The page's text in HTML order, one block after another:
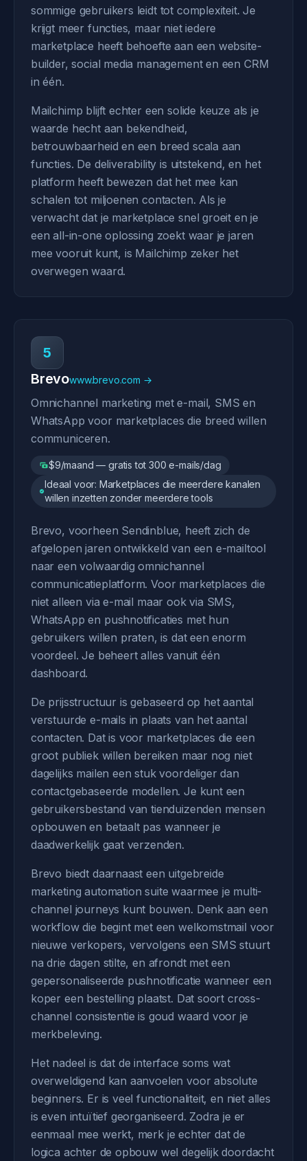
sommige gebruikers leidt tot complexiteit. Je
krijgt meer functies, maar niet iedere
marketplace heeft behoefte aan een website-
builder, social media management en een CRM
in één.
Mailchimp blijft echter een solide keuze als je
waarde hecht aan bekendheid,
betrouwbaarheid en een breed scala aan
functies. De deliverability is uitstekend, en het
platform heeft bewezen dat het mee kan
schalen tot miljoenen contacten. Als je
verwacht dat je marketplace snel groeit en je
een all-in-one oplossing zoekt waar je jaren
mee vooruit kunt, is Mailchimp zeker het
overwegen waard.
5
Brevowww.brevo.com →
Omnichannel marketing met e-mail, SMS en
WhatsApp voor marketplaces die breed willen
communiceren.
$9/maand — gratis tot 300 e-mails/dag
Ideaal voor: Marketplaces die meerdere kanalen
willen inzetten zonder meerdere tools
Brevo, voorheen Sendinblue, heeft zich de
afgelopen jaren ontwikkeld van een e-mailtool
naar een volwaardig omnichannel
communicatieplatform. Voor marketplaces die
niet alleen via e-mail maar ook via SMS,
WhatsApp en pushnotificaties met hun
gebruikers willen praten, is dat een enorm
voordeel. Je beheert alles vanuit één
dashboard.
De prijsstructuur is gebaseerd op het aantal
verstuurde e-mails in plaats van het aantal
contacten. Dat is voor marketplaces die een
groot publiek willen bereiken maar nog niet
dagelijks mailen een stuk voordeliger dan
contactgebaseerde modellen. Je kunt een
gebruikersbestand van tienduizenden mensen
opbouwen en betaalt pas wanneer je
daadwerkelijk gaat verzenden.
Brevo biedt daarnaast een uitgebreide
marketing automation suite waarmee je multi-
channel journeys kunt bouwen. Denk aan een
workflow die begint met een welkomstmail voor
nieuwe verkopers, vervolgens een SMS stuurt
na drie dagen stilte, en afrondt met een
gepersonaliseerde pushnotificatie wanneer een
koper een bestelling plaatst. Dat soort cross-
channel consistentie is goud waard voor je
merkbeleving.
Het nadeel is dat de interface soms wat
overweldigend kan aanvoelen voor absolute
beginners. Er is veel functionaliteit, en niet alles
is even intuïtief georganiseerd. Zodra je er
eenmaal mee werkt, merk je echter dat de
logica achter de opbouw wel degelijk doordacht